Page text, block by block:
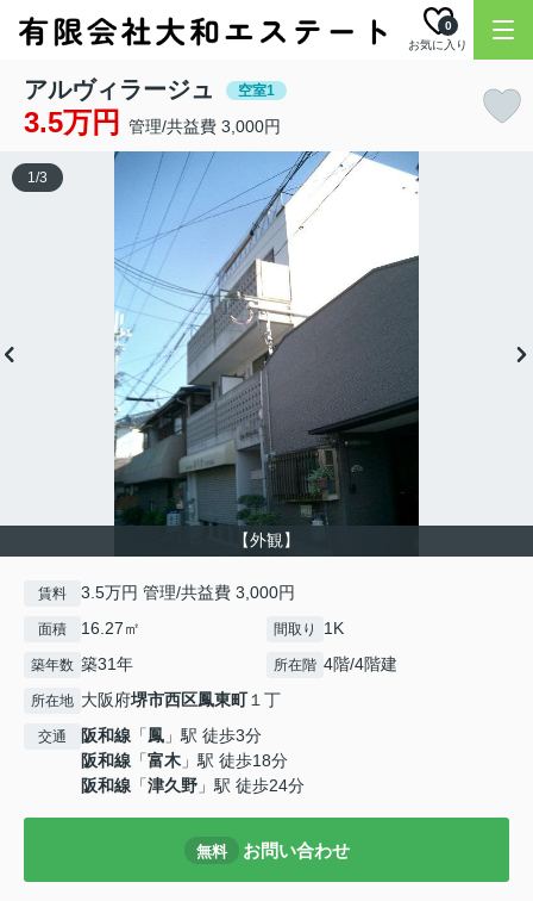
お気に入り
0
アルヴィラージュ 空室1
3.5万円 管理/共益費 3,000円
【外観】
1/3
賃料 3.5万円 管理/共益費 3,000円
面積 16.27㎡ 間取り 1K
築年数 築31年 所在階 4階/4階建
所在地 大阪府堺市西区鳳東町１丁
交通 阪和線 「鳳 」駅 徒歩3分
阪和線 「富木 」駅 徒歩18分
阪和線 「津久野 」駅 徒歩24分
無料 お問い合わせ